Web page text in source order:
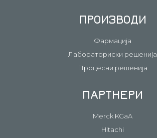
ПРОИЗВОДИ
Фармација
Лабораториски решенија
Процесни решенија
ПАРТНЕРИ
Merck KGaA
Hitachi